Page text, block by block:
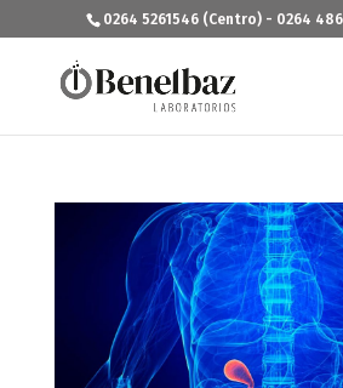
0264 5261546 (Centro) - 0264